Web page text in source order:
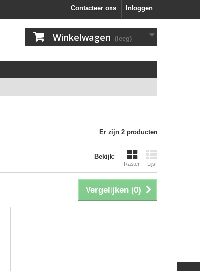
Inloggen
Contacteer ons
Winkelwagen (leeg)
Er zijn 2 producten
Bekijk:
Raster Lijst
Vergelijken (0)